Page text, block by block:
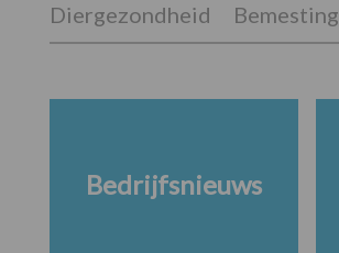
Diergezondheid Bemesting
Bedrijfsnieuws